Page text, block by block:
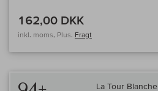
162,00 DKK
inkl. moms, Plus. Fragt
La Tour Blanche